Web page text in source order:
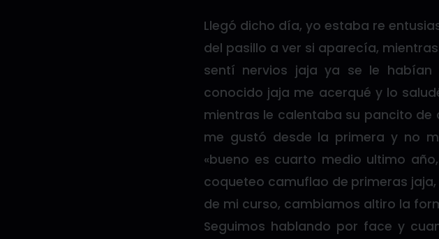
Llegó dicho día, yo estaba re
del pasillo a ver si aparecía,
sentí nervios jaja ya se le
conocido jaja me acerqué y lo
mientras le calentaba su pancito
me gustó desde la primera y no
«bueno es cuarto medio ultimo
coqueteo camuflao de primeras
de mi curso, cambiamos altiro la
Seguimos hablando por face y